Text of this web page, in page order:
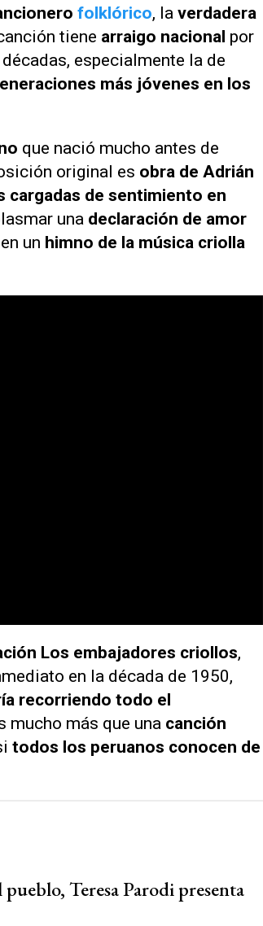
folklórico, la verdadera
tiene arraigo nacional por
especialmente la de
más jóvenes en los
que nació mucho antes de
original es obra de Adrián
cargadas de sentimiento en
una declaración de amor
un himno de la música criolla
Los embajadores criollos,
en la década de 1950,
recorriendo todo el
mucho más que una canción
todos los peruanos conocen de
Teresa Parodi presenta